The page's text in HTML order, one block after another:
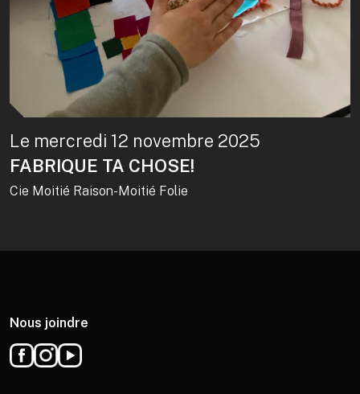
Le mercredi 12 novembre 2025
FABRIQUE TA CHOSE!
Cie Moitié Raison-Moitié Folie
Nous joindre